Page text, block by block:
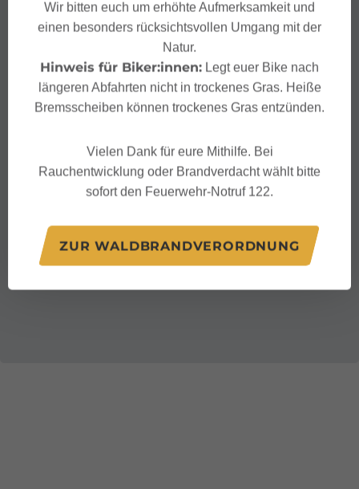
Wir bitten euch um erhöhte Aufmerksamkeit und
einen besonders rücksichtsvollen Umgang mit der
Natur.
Hinweis für Biker:innen: Legt euer Bike nach
längeren Abfahrten nicht in trockenes Gras. Heiße
Bremsscheiben können trockenes Gras entzünden.
Vielen Dank für eure Mithilfe. Bei
Rauchentwicklung oder Brandverdacht wählt bitte
sofort den Feuerwehr-Notruf 122.
ZUR WALDBRANDVERORDNUNG